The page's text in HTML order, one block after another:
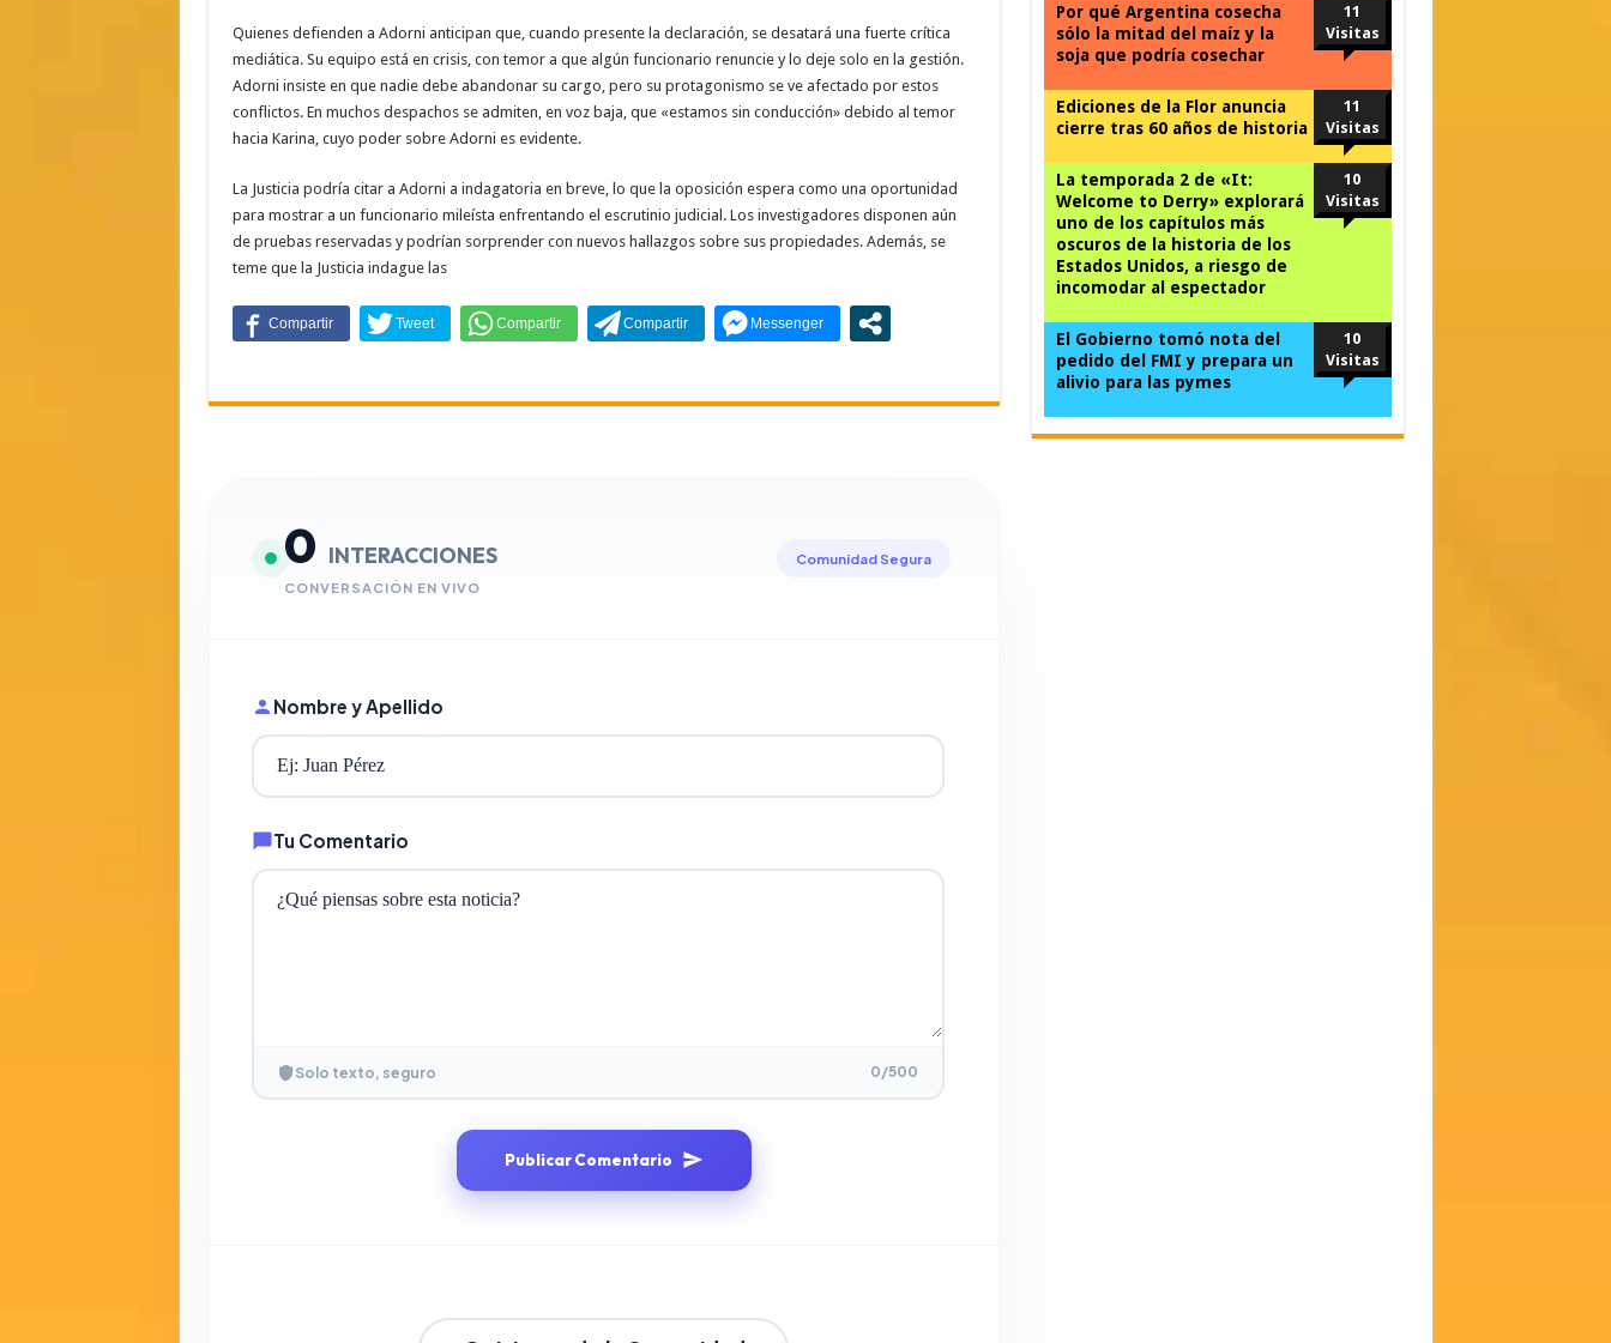
Quienes defienden a Adorni anticipan que, cuando presente la declaración, se desatará una fuerte crítica
mediática. Su equipo está en crisis, con temor a que algún funcionario renuncie y lo deje solo en la gestión.
Adorni insiste en que nadie debe abandonar su cargo, pero su protagonismo se ve afectado por estos
conflictos. En muchos despachos se admiten, en voz baja, que «estamos sin conducción» debido al temor
hacia Karina, cuyo poder sobre Adorni es evidente.
La Justicia podría citar a Adorni a indagatoria en breve, lo que la oposición espera como una oportunidad
para mostrar a un funcionario mileísta enfrentando el escrutinio judicial. Los investigadores disponen aún
de pruebas reservadas y podrían sorprender con nuevos hallazgos sobre sus propiedades. Además, se
teme que la Justicia indague las
0 INTERACCIONES
CONVERSACIÓN EN VIVO
Comunidad Segura
Nombre y Apellido
Tu Comentario
Solo texto, seguro 0/500
Publicar Comentario
Por qué Argentina cosecha
sólo la mitad del maíz y la
soja que podría cosechar
11
Visitas
Ediciones de la Flor anuncia
cierre tras 60 años de historia
11
Visitas
La temporada 2 de «It:
Welcome to Derry» explorará
uno de los capítulos más
oscuros de la historia de los
Estados Unidos, a riesgo de
incomodar al espectador
10
Visitas
El Gobierno tomó nota del
pedido del FMI y prepara un
alivio para las pymes
10
Visitas